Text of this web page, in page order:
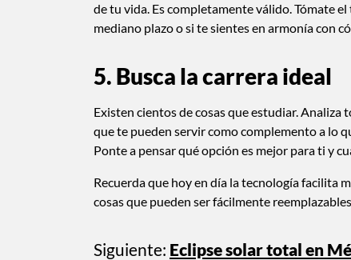
de tu vida. Es completamente válido. Tómate
mediano plazo o si te sientes en armonía con
5. Busca la carrera ideal
Existen cientos de cosas que estudiar. Analiza
que te pueden servir como complemento a lo
Ponte a pensar qué opción es mejor para ti y
Recuerda que hoy en día la tecnología facilita
cosas que pueden ser fácilmente reemplazables.
Siguiente: Eclipse solar total en